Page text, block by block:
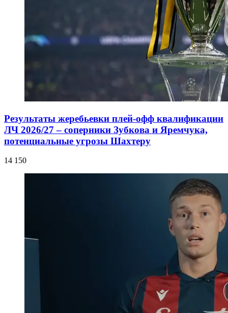
Результаты жеребьевки плей-офф квалификации
ЛЧ 2026/27 – соперники Зубкова и Яремчука,
потенциальные угрозы Шахтеру
14 150